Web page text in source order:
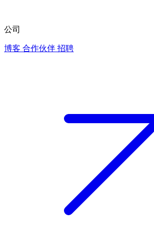
公司
博客 合作伙伴 招聘